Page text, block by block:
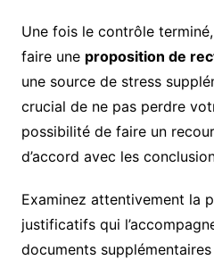
Une fois le contrôle
faire une proposition de
une source de stress
crucial de ne pas perdre
possibilité de faire un
d’accord avec les
Examinez attentivement la
justificatifs qui
documents